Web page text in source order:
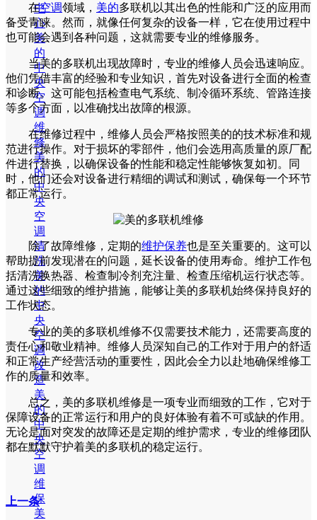
中
心
美
的
中
央
空
调
维
修
美
的
中
央
空
调
清
洗
美
的
中
央
空
调
改
造
美
的
中
央
空
调
维
保
美
在空调领域， 美的多联机以其出色的性能和广泛的应用而
备受青睐。然而，就像任何复杂的设备一样，它在使用过程中
也可能会遇到各种问题，这就需要专业的维修服务。
当美的多联机出现故障时，专业的维修人员会迅速响应。
他们凭借丰富的经验和专业知识，首先对设备进行全面的检查
和诊断。这可能包括检查电气系统、制冷循环系统、管路连接
等多个方面，以准确找出故障的根源。
在维修过程中，维修人员会严格按照美的的技术标准和规
范进行操作。对于损坏的零部件，他们会选用高质量的原厂配
件进行替换，以确保设备的性能和稳定性能够恢复如初。同
时，他们还会对设备进行精细的调试和测试，确保每一个环节
都正常运行。
除了故障维修，定期的维护保养也是至关重要的。这可以
帮助提前发现潜在的问题，延长设备的使用寿命。维护工作包
括清洗换热器、检查制冷剂充注量、检查压缩机运行状态等。
通过这些细致的维护措施，能够让美的多联机始终保持良好的
工作状态。
专业的美的多联机维修不仅需要技术能力，还需要高度的
责任心和敬业精神。维修人员深知自己的工作对于用户的舒适
和正常生产经营活动的重要性，因此会全力以赴地确保维修工
作的质量和效率。
总之，美的多联机维修是一项专业而细致的工作，它对于
保障设备的正常运行和用户的良好体验有着不可或缺的作用。
无论是面对突发的故障还是定期的维护需求，专业的维修团队
都在默默守护着美的多联机的稳定运行。
上一条